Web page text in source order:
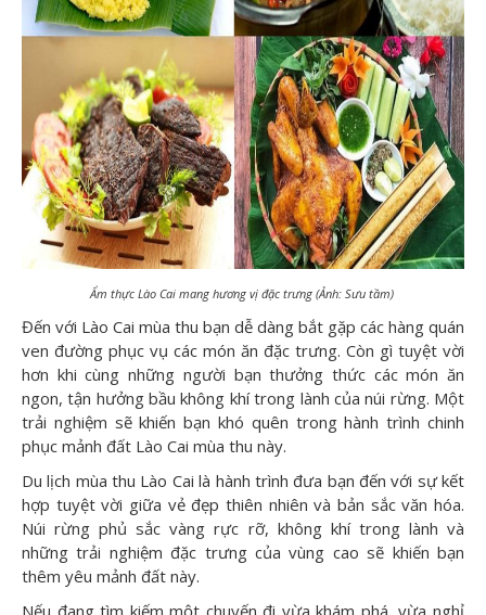
Ẩm thực Lào Cai mang hương vị đặc trưng (Ảnh: Sưu tầm)
Đến với Lào Cai mùa thu bạn dễ dàng bắt gặp các hàng quán
ven đường phục vụ các món ăn đặc trưng. Còn gì tuyệt vời
hơn khi cùng những người bạn thưởng thức các món ăn
ngon, tận hưởng bầu không khí trong lành của núi rừng. Một
trải nghiệm sẽ khiến bạn khó quên trong hành trình chinh
phục mảnh đất Lào Cai mùa thu này.
Du lịch mùa thu Lào Cai là hành trình đưa bạn đến với sự kết
hợp tuyệt vời giữa vẻ đẹp thiên nhiên và bản sắc văn hóa.
Núi rừng phủ sắc vàng rực rỡ, không khí trong lành và
những trải nghiệm đặc trưng của vùng cao sẽ khiến bạn
thêm yêu mảnh đất này.